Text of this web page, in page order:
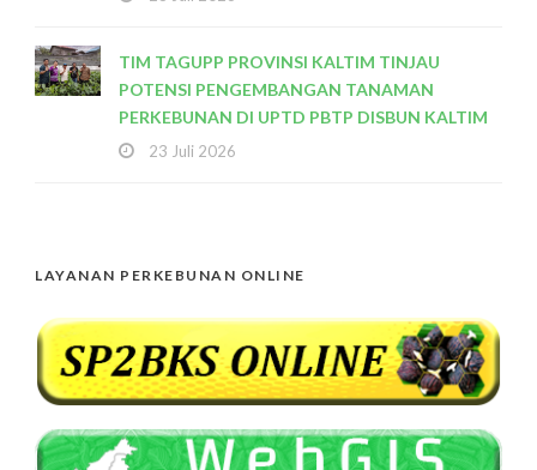
TIM TAGUPP PROVINSI KALTIM TINJAU
POTENSI PENGEMBANGAN TANAMAN
PERKEBUNAN DI UPTD PBTP DISBUN KALTIM
23 Juli 2026
LAYANAN PERKEBUNAN ONLINE